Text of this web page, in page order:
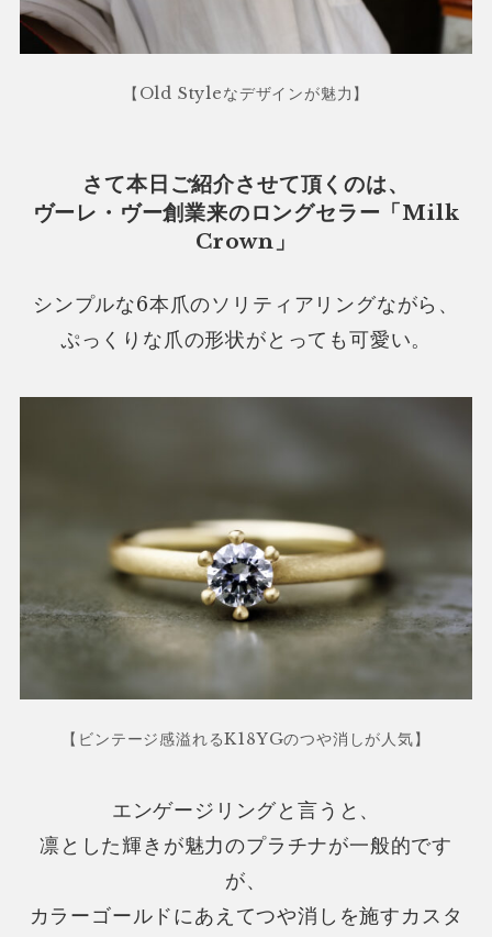
【Old Styleなデザインが魅力】
さて本日ご紹介させて頂くのは、
ヴーレ・ヴー創業来のロングセラー「Milk
Crown」
シンプルな6本爪のソリティアリングながら、
ぷっくりな爪の形状がとっても可愛い。
【ビンテージ感溢れるK18YGのつや消しが人気】
エンゲージリングと言うと、
凛とした輝きが魅力のプラチナが一般的です
が、
カラーゴールドにあえてつや消しを施すカスタ